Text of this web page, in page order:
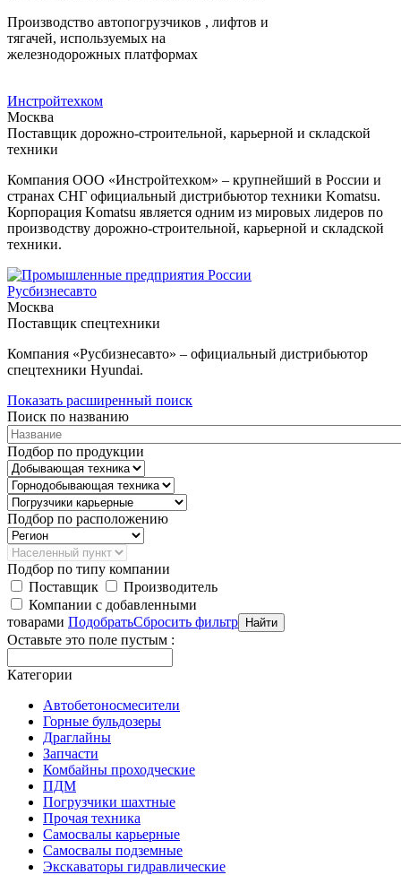
Производство автопогрузчиков , лифтов и
тягачей, используемых на
железнодорожных платформах
Инстройтехком
Москва
Поставщик дорожно-строительной, карьерной и складской
техники
Компания ООО «Инстройтехком» – крупнейший в России и
странах СНГ официальный дистрибьютор техники Komatsu.
Корпорация Komatsu является одним из мировых лидеров по
производству дорожно-строительной, карьерной и складской
техники.
Русбизнесавто
Москва
Поставщик спецтехники
Компания «Русбизнесавто» – официальный дистрибьютор
спецтехники Hyundai.
Показать расширенный поиск
Поиск по названию
Подбор по продукции
Подбор по расположению
Подбор по типу компании
Поставщик
Производитель
Компании с добавленными
товарами ПодобратьСбросить фильтр
Оставьте это поле пустым :
Категории
Автобетоносмесители
Горные бульдозеры
Драглайны
Запчасти
Комбайны проходческие
ПДМ
Погрузчики шахтные
Прочая техника
Самосвалы карьерные
Самосвалы подземные
Экскаваторы гидравлические